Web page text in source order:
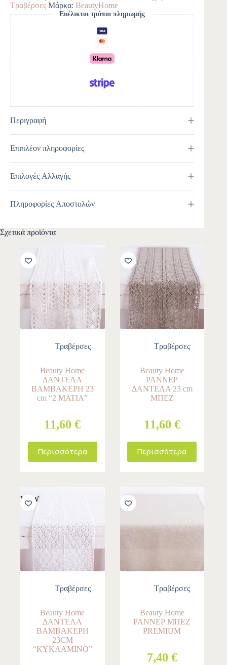
n
a
t
i
v
e
:
Τραβέρσες Μάρκα: BeautyHome
Ευέλικτοι τρόποι πληρωμής
Περιγραφή
Επιπλέον πληροφορίες
Επιλογές Αλλαγής
Πληροφορίες Αποστολών
Σχετικά προϊόντα
Τραβέρσες
Beauty Home
ΔΑΝΤΕΛΑ
ΒΑΜΒΑΚΕΡΗ 23
cm “2 ΜΑΤΙΑ”
11,60 €
Περισσότερα
Τραβέρσες
Beauty Home
ΡΑΝΝΕΡ
ΔΑΝΤΕΛΑ 23 cm
ΜΠΕΖ
11,60 €
Περισσότερα
NEW
Τραβέρσες
Beauty Home
ΔΑΝΤΕΛΑ
ΒΑΜΒΑΚΕΡΗ
23CM
“ΚΥΚΛΑΜΙΝΟ”
Τραβέρσες
Beauty Home
ΡΑΝΝΕΡ ΜΠΕΖ
PREMIUM
7,40 €